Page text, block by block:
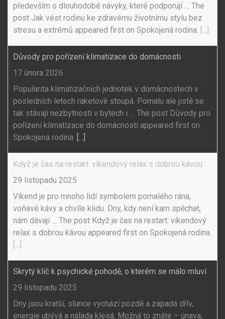
především o dlouhodobé návyky, které podporují … The
post Jak vést rodinu ke zdravému životnímu stylu bez
stresu a extrémů appeared first on Spokojená rodina. [...]
Důvody pro pořízení klimatizace do domácnosti
17 února 2026
Popularita klimatizačních jednotek v domácnostech v
posledních letech raketově stoupá. Pomalu ale jistě se
tak stávají nezbytností v bytech i … The post Důvody pro
pořízení klimatizace do domácnosti appeared first on
Spokojená rodina. [...]
Když je čas na restart: víkendový relax s dobrou kávou
29 listopadu 2025
Víkend je pro mnoho lidí symbolem pomalého rána,
voňavé kávy a chvíle klidu. Dny, kdy není kam spěchat,
nám dávají … The post Když je čas na restart: víkendový
relax s dobrou kávou appeared first on Spokojená rodina.
[...]
Skrytý klíč k psychické pohodě, o kterém se málo mluví
29 listopadu 2025
Dny jsou kratší, slunce vychází pozdě a zapadá dřív,
energie ubývá a nálada klesá. Možná to znáte – únava,